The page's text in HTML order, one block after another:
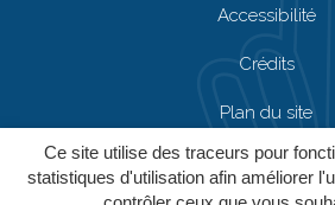
Ce site utilise des traceurs pour
statistiques d'utilisation afin améliorer
Accessibilité
Crédits
Plan du site
Mentions Légales